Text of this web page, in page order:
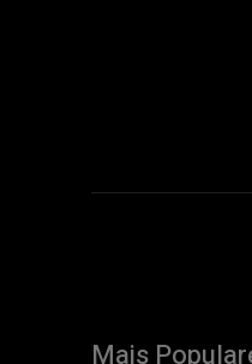
Mais